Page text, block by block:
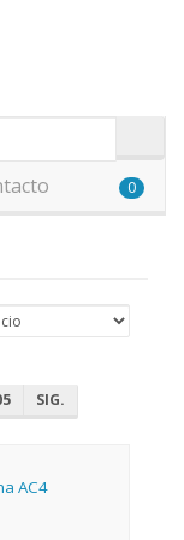
0
SIG.
AC4